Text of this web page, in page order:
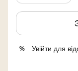
% Увійти для